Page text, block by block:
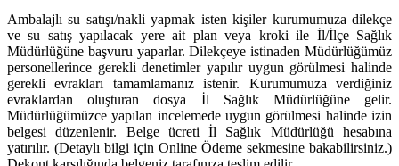
Ambalajlı su satışı/nakli yapmak isten kişiler kurumumuza dilekçe
ve su satış yapılacak yere ait plan veya kroki ile İl/İlçe Sağlık
Müdürlüğüne başvuru yaparlar. Dilekçeye istinaden Müdürlüğümüz
personellerince gerekli denetimler yapılır uygun görülmesi halinde
gerekli evrakları tamamlamanız istenir. Kurumumuza verdiğiniz
evraklardan oluşturan dosya İl Sağlık Müdürlüğüne gelir.
Müdürlüğümüzce yapılan incelemede uygun görülmesi halinde izin
belgesi düzenlenir. Belge ücreti İl Sağlık Müdürlüğü hesabına
yatırılır. (Detaylı bilgi için Online Ödeme sekmesine bakabilirsiniz.)